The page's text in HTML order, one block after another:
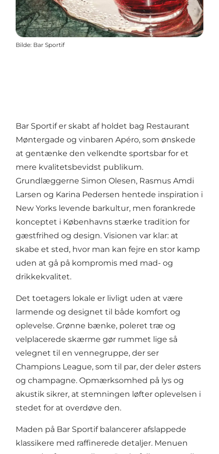
Bilde: Bar Sportif
Bar Sportif er skabt af holdet bag Restaurant
Møntergade og vinbaren Apéro, som ønskede
at gentænke den velkendte sportsbar for et
mere kvalitetsbevidst publikum.
Grundlæggerne Simon Olesen, Rasmus Amdi
Larsen og Karina Pedersen hentede inspiration i
New Yorks levende barkultur, men forankrede
konceptet i Københavns stærke tradition for
gæstfrihed og design. Visionen var klar: at
skabe et sted, hvor man kan fejre en stor kamp
uden at gå på kompromis med mad- og
drikkekvalitet.
Det toetagers lokale er livligt uden at være
larmende og designet til både komfort og
oplevelse. Grønne bænke, poleret træ og
velplacerede skærme gør rummet lige så
velegnet til en vennegruppe, der ser
Champions League, som til par, der deler østers
og champagne. Opmærksomhed på lys og
akustik sikrer, at stemningen løfter oplevelsen i
stedet for at overdøve den.
Maden på Bar Sportif balancerer afslappede
klassikere med raffinerede detaljer. Menuen